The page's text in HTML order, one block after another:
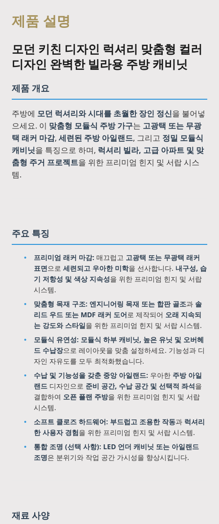
제품 설명
모던 키친 디자인 럭셔리 맞춤형 컬러
디자인 완벽한 빌라용 주방 캐비닛
제품 개요
주방에 모던 럭셔리와 시대를 초월한 장인 정신을 불어넣
으세요. 이 맞춤형 모듈식 주방 가구는 고광택 또는 무광
택 래커 마감, 세련된 주방 아일랜드, 그리고 정밀 모듈식
캐비닛을 특징으로 하며, 럭셔리 빌라, 고급 아파트 및 맞
춤형 주거 프로젝트을 위한 프리미엄 힌지 및 서랍 시스
템.
주요 특징
프리미엄 래커 마감: 매끄럽고 고광택 또는 무광택 래커
표면으로 세련되고 우아한 미학을 선사합니다. 내구성, 습
기 저항성 및 색상 지속성을 위한 프리미엄 힌지 및 서랍
시스템.
맞춤형 목재 구조: 엔지니어링 목재 또는 합판 골조과 솔
리드 우드 또는 MDF 래커 도어로 제작되어 오래 지속되
는 강도와 스타일을 위한 프리미엄 힌지 및 서랍 시스템.
모듈식 유연성: 모듈식 하부 캐비닛, 높은 유닛 및 오버헤
드 수납장으로 레이아웃을 맞춤 설정하세요. 기능성과 디
자인 자유도를 모두 최적화했습니다.
수납 및 기능성을 갖춘 중앙 아일랜드: 우아한 주방 아일
랜드 디자인으로 준비 공간, 수납 공간 및 선택적 좌석을
결합하여 오픈 플랜 주방을 위한 프리미엄 힌지 및 서랍
시스템.
소프트 클로즈 하드웨어: 부드럽고 조용한 작동과 럭셔리
한 사용자 경험을 위한 프리미엄 힌지 및 서랍 시스템.
통합 조명 (선택 사항): LED 언더 캐비닛 또는 아일랜드
조명은 분위기와 작업 공간 가시성을 향상시킵니다.
재료 사양